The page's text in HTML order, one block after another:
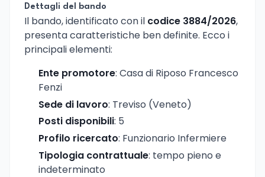
Dettagli del bando
Il bando, identificato con il codice 3884/2026,
presenta caratteristiche ben definite. Ecco i
principali elementi:
Ente promotore: Casa di Riposo Francesco
Fenzi
Sede di lavoro: Treviso (Veneto)
Posti disponibili: 5
Profilo ricercato: Funzionario Infermiere
Tipologia contrattuale: tempo pieno e
indeterminato